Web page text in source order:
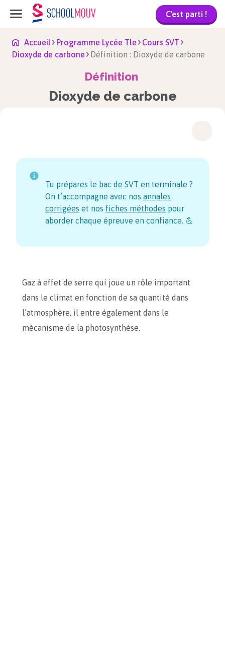
C'est parti !
Accueil Programme Lycée Tle
Cours SVT
Dioxyde de carbone
Définition : Dioxyde de carbone
Définition
Dioxyde de carbone
Tu prépares le bac de SVT en terminale ?
On t’accompagne avec nos annales
corrigées et nos fiches méthodes pour
aborder chaque épreuve en confiance. 💪
Gaz à effet de serre qui joue un rôle important
dans le climat en fonction de sa quantité dans
l’atmosphère, il entre également dans le
mécanisme de la photosynthèse.